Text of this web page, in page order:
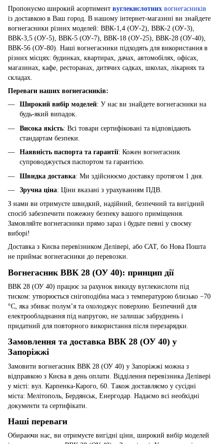
Пропонуємо широкий асортимент вуглекислотних вогнегасників
із доставкою в Ваш город. В нашому інтернет-магазині ви знайдете
вогнегасники різних моделей: ВВК-1,4 (ОУ-2), ВВК-2 (ОУ-3),
ВВК-3,5 (ОУ-5), ВВК-5 (ОУ-7), ВВК-18 (ОУ-25), ВВК-28 (ОУ-40),
ВВК-56 (ОУ-80). Наші вогнегасники підходять для використання в
різних місцях: будинках, квартирах, дачах, автомобілях, офісах,
магазинах, кафе, ресторанах, дитячих садках, школах, лікарнях та
складах.
Переваги наших вогнегасників:
Широкий вибір моделей: У нас ви знайдете вогнегасники на
будь-який випадок.
Висока якість: Всі товари сертифіковані та відповідають
стандартам безпеки.
Наявність паспорта та гарантії: Кожен вогнегасник
супроводжується паспортом та гарантією.
Швидка доставка: Ми здійснюємо доставку протягом 1 дня.
Зручна ціна: Ціни вказані з урахуванням ПДВ.
З нами ви отримуєте швидкий, надійний, безпечний та вигідний
спосіб забезпечити пожежну безпеку вашого приміщення.
Замовляйте вогнегасники прямо зараз і будьте певні у своєму
виборі!
Доставка з Києва перевізником Делівері, або САТ, бо Нова Пошта
не приймає вогнегасники до перевозки.
Вогнегасник ВВК 28 (ОУ 40): принцип дії
ВВК 28 (ОУ 40) працює за рахунок викиду вуглекислоти під
тиском: утворюється снігоподібна маса з температурою близько −70
°C, яка збиває полум’я та охолоджує поверхню. Безпечний для
електрообладнання під напругою, не залишає забруднень і
придатний для повторного використання після перезарядки.
Замовлення та доставка ВВК 28 (ОУ 40) у
Запоріжжі
Замовити вогнегасник ВВК 28 (ОУ 40) у Запоріжжі можна з
відправкою з Києва в день оплати. Відділення перевізника Делівері
у місті: вул. Карпенка-Карого, 60. Також доставляємо у сусідні
міста: Мелітополь, Бердянськ, Енергодар. Надаємо всі необхідні
документи та сертифікати.
Наші переваги
Обираючи нас, ви отримуєте вигідні ціни, широкий вибір моделей